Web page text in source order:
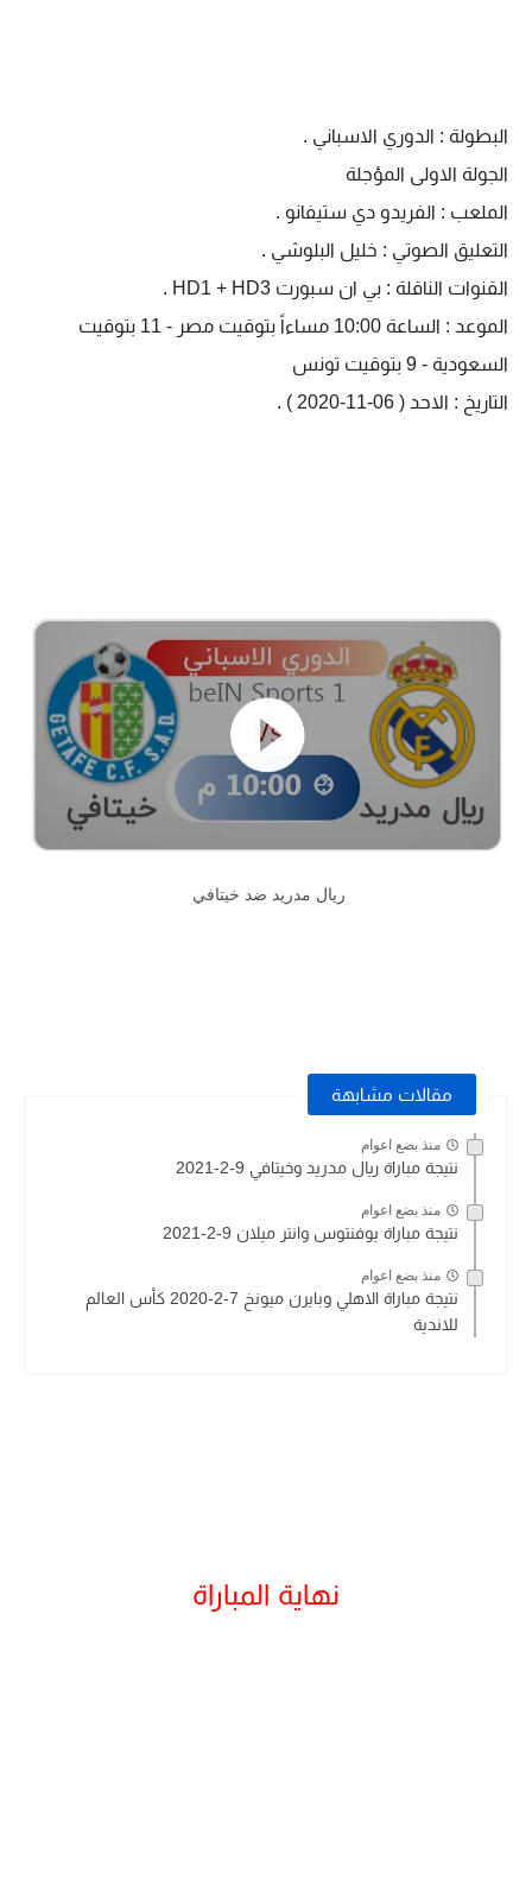
البطولة : الدوري الاسباني .
الجولة الاولى المؤجلة
الملعب : الفريدو دي ستيفانو .
التعليق الصوتي : خليل البلوشي .
القنوات الناقلة : بي ان سبورت HD1 + HD3 .
الموعد : الساعة 10:00 مساءاً بتوقيت مصر - 11 بتوقيت
السعودية - 9 بتوقيت تونس
التاريخ : الاحد ( 06-11-2020 ) .
ريال مدريد ضد خيتافي
مقالات مشابهة
منذ بضع اعوام
نتيجة مباراة ريال مدريد وخيتافي 9-2-2021
منذ بضع اعوام
نتيجة مباراة يوفنتوس وانتر ميلان 9-2-2021
منذ بضع اعوام
نتيجة مباراة الاهلي وبايرن ميونخ 7-2-2020 كأس العالم
للاندية
نهاية المباراة